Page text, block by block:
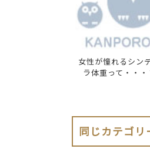
女性が憧れるシン
ラ体重って・・・
同じカテゴリ